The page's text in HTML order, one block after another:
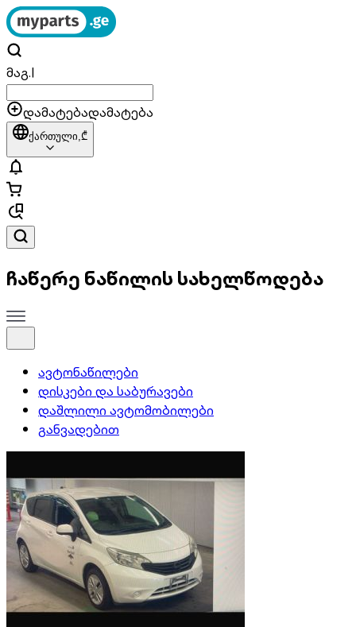
მაგ.|
დამატებადამატება
ქართული,₾
ჩაწერე ნაწილის სახელწოდება
ავტონაწილები
დისკები და საბურავები
დაშლილი ავტომობილები
განვადებით